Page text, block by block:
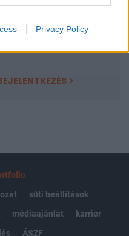
Privacy Policy
süti beállítások
médiaajánlat
karrier
ÁSZF